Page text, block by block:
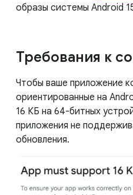
образы системы Android
Требования к
Чтобы ваше приложение
ориентированные на
16 КБ на 64-битных
приложения не
обновления.